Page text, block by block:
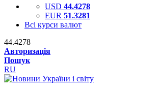
USD 44.4278
EUR 51.3281
Всі курси валют
44.4278
Авторизація
Пошук
RU